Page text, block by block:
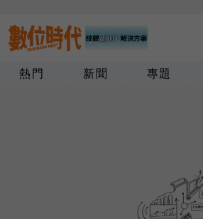
熱門 新聞 專題